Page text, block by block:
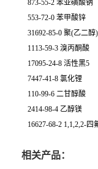
873-55-2 苯亚磺酸钠
553-72-0 苯甲酸锌
31692-85-0 聚(乙二
1113-59-3 溴丙酮酸
17095-24-8 活性黑5
7447-41-8 氯化锂
110-99-6 二甘醇酸
2414-98-4 乙醇镁
16627-68-2 1,1,2,2-
相关产品：